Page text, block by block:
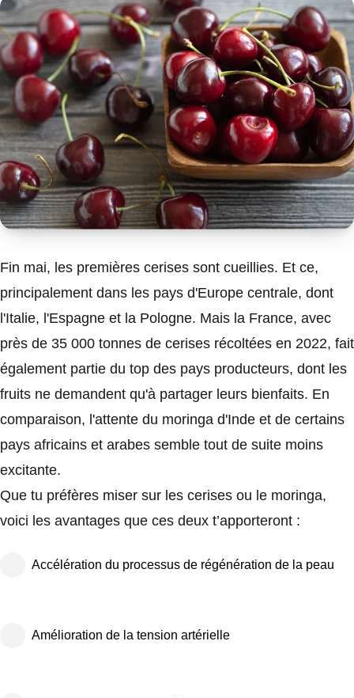
Fin mai, les premières cerises sont cueillies. Et ce,
principalement dans les pays d'Europe centrale, dont
l'Italie, l'Espagne et la Pologne. Mais la France, avec
près de 35 000 tonnes de cerises récoltées en 2022, fait
également partie du top des pays producteurs, dont les
fruits ne demandent qu'à partager leurs bienfaits. En
comparaison, l'attente du moringa d'Inde et de certains
pays africains et arabes semble tout de suite moins
excitante.
Que tu préfères miser sur les cerises ou le moringa,
voici les avantages que ces deux t’apporteront :
Accélération du processus de régénération de la peau
Amélioration de la tension artérielle